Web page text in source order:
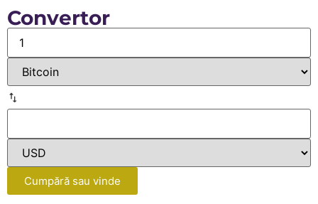
Convertor
Cumpără sau vinde